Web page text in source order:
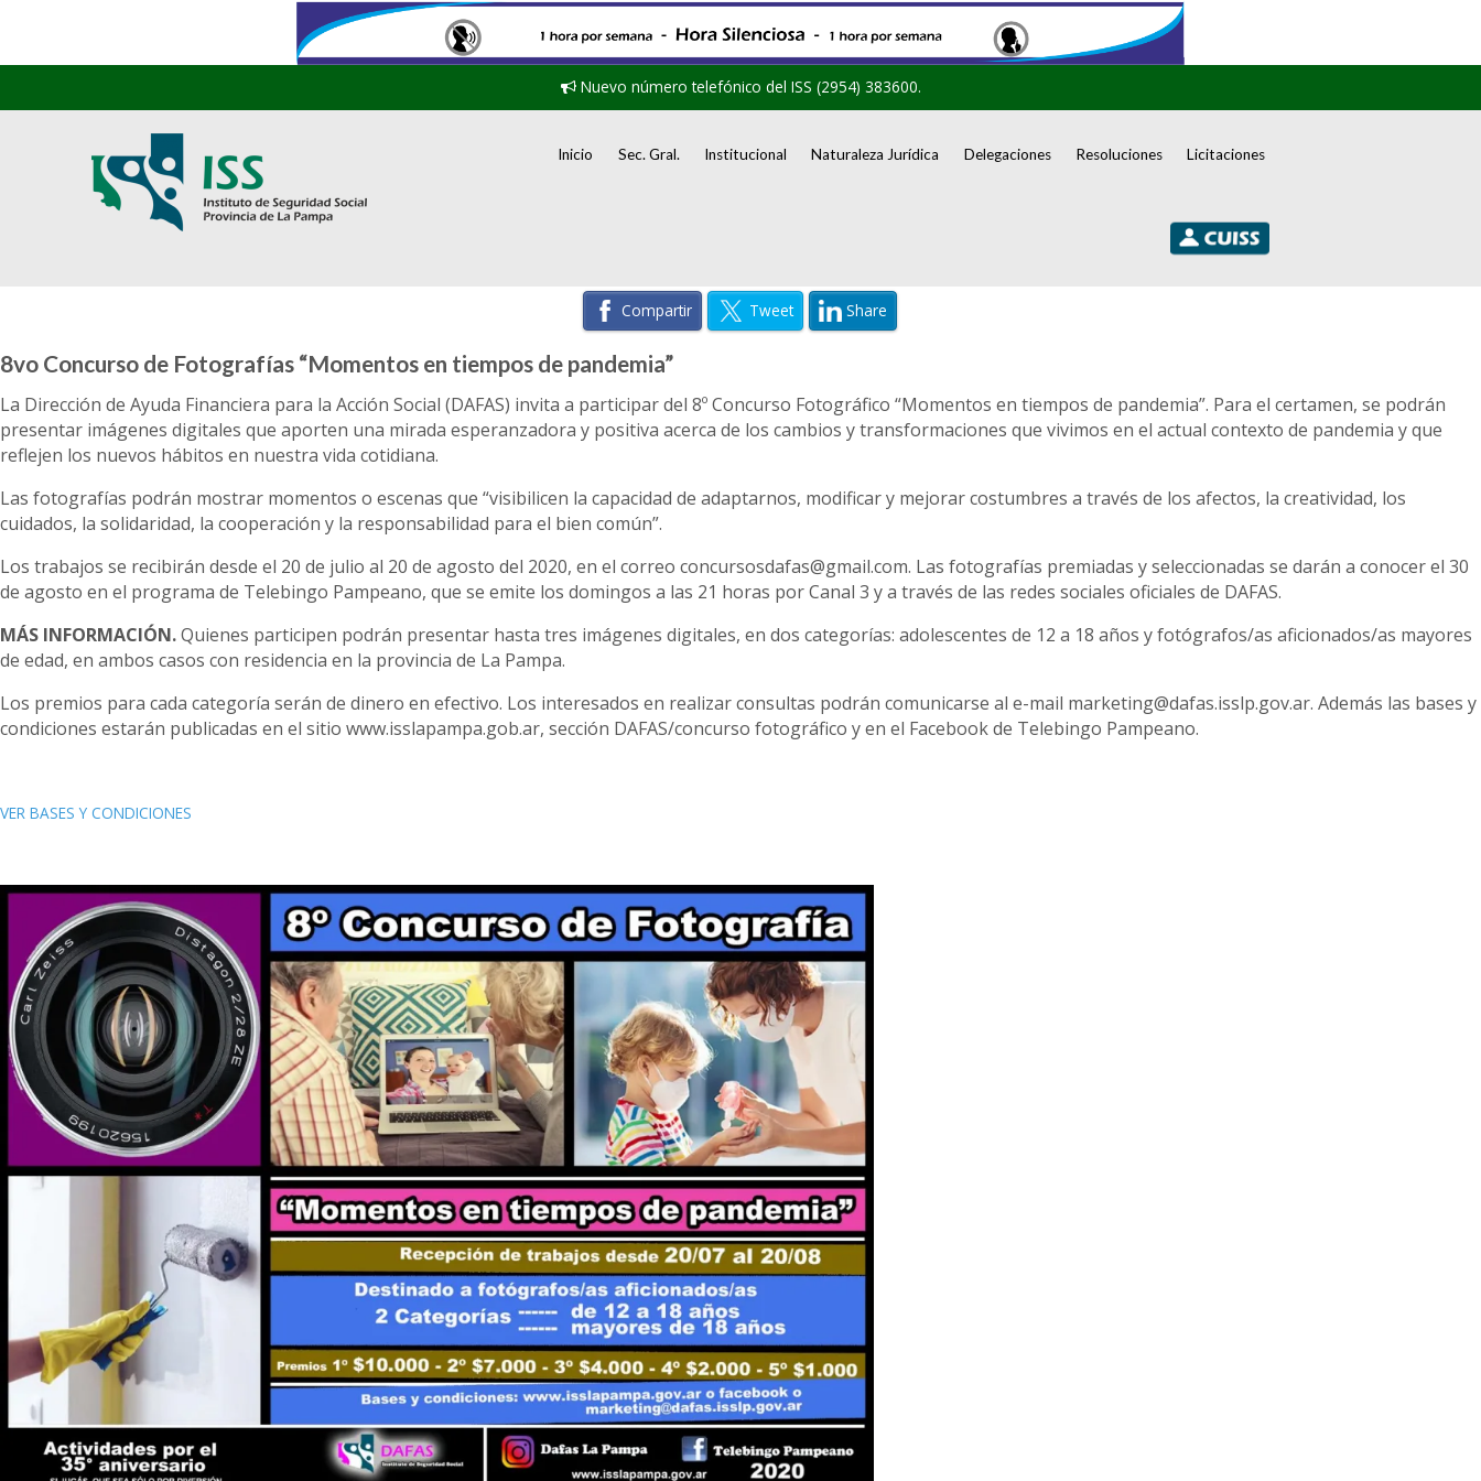
Nuevo número telefónico del ISS (2954) 383600.
Inicio Sec. Gral. Institucional Naturaleza Jurídica Delegaciones Resoluciones Licitaciones
Compartir Tweet Share
8vo Concurso de Fotografías “Momentos en tiempos de pandemia”
La Dirección de Ayuda Financiera para la Acción Social (DAFAS) invita a participar del 8º Concurso Fotográfico “Momentos en tiempos de pandemia”. Para el certamen, se podrán
presentar imágenes digitales que aporten una mirada esperanzadora y positiva acerca de los cambios y transformaciones que vivimos en el actual contexto de pandemia y que
reflejen los nuevos hábitos en nuestra vida cotidiana.
Las fotografías podrán mostrar momentos o escenas que “visibilicen la capacidad de adaptarnos, modificar y mejorar costumbres a través de los afectos, la creatividad, los
cuidados, la solidaridad, la cooperación y la responsabilidad para el bien común”.
Los trabajos se recibirán desde el 20 de julio al 20 de agosto del 2020, en el correo concursosdafas@gmail.com. Las fotografías premiadas y seleccionadas se darán a conocer el 30
de agosto en el programa de Telebingo Pampeano, que se emite los domingos a las 21 horas por Canal 3 y a través de las redes sociales oficiales de DAFAS.
MÁS INFORMACIÓN.Quienes participen podrán presentar hasta tres imágenes digitales, en dos categorías: adolescentes de 12 a 18 años y fotógrafos/as aficionados/as mayores
de edad, en ambos casos con residencia en la provincia de La Pampa.
Los premios para cada categoría serán de dinero en efectivo. Los interesados en realizar consultas podrán comunicarse al e-mail marketing@dafas.isslp.gov.ar. Además las bases y
condiciones estarán publicadas en el sitio www.isslapampa.gob.ar, sección DAFAS/concurso fotográfico y en el Facebook de Telebingo Pampeano.
VER BASES Y CONDICIONES